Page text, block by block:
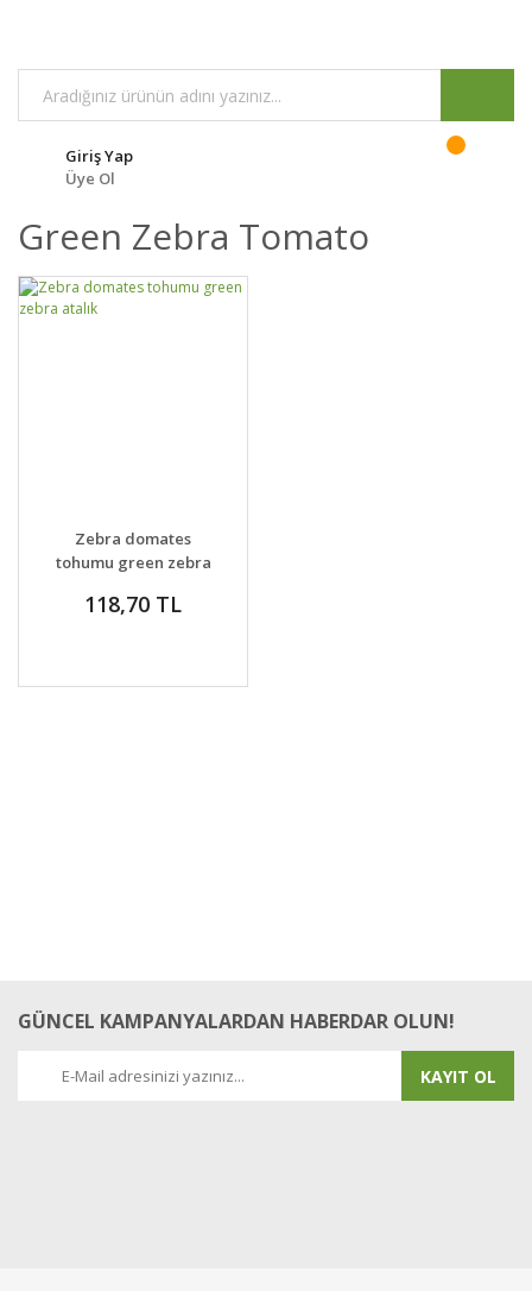
Giriş Yap
Üye Ol
Green Zebra Tomato
DETAYLAR SEPETE EKLE
Zebra domates
tohumu green zebra
118,70 TL
GÜNCEL KAMPANYALARDAN HABERDAR OLUN!
KAYIT OL